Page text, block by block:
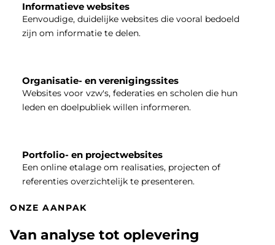
Informatieve websites
Eenvoudige, duidelijke websites die vooral bedoeld
zijn om informatie te delen.
Organisatie- en verenigingssites
Websites voor vzw's, federaties en scholen die hun
leden en doelpubliek willen informeren.
Portfolio- en projectwebsites
Een online etalage om realisaties, projecten of
referenties overzichtelijk te presenteren.
ONZE AANPAK
Van analyse tot oplevering